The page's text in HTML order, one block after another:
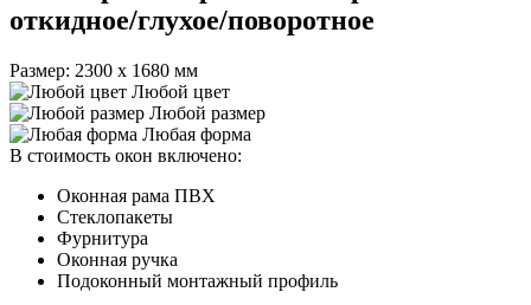
откидное/глухое/поворотное
Размер: 2300 х 1680 мм
Любой цвет
Любой размер
Любая форма
В стоимость окон включено:
Оконная рама ПВХ
Стеклопакеты
Фурнитура
Оконная ручка
Подоконный монтажный профиль